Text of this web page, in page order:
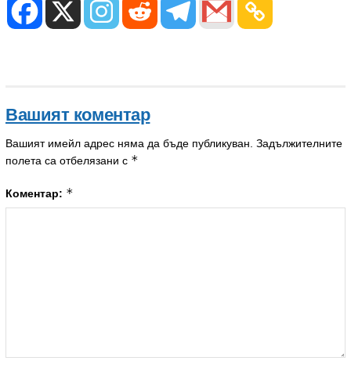
Вашият коментар
Вашият имейл адрес няма да бъде публикуван. Задължителните
полета са отбелязани с *
Коментар: *